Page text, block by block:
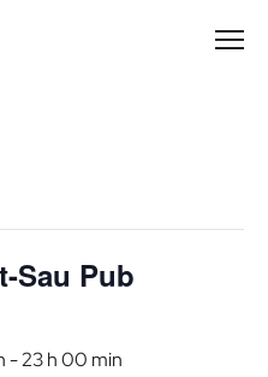
Sau Pub
-23 h 00 min